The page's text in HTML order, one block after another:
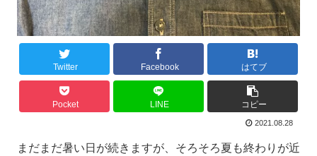
Twitter Facebook はてブ
Pocket LINE コピー
2021.08.28
まだまだ暑い日が続きますが、そろそろ夏も終わりが近